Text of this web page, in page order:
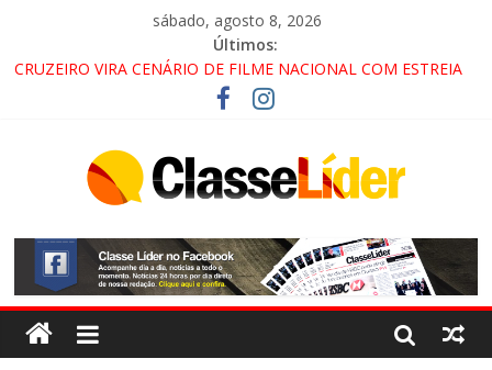
sábado, agosto 8, 2026
Últimos:
CRUZEIRO VIRA CENÁRIO DE FILME NACIONAL COM ESTREIA
PROMOTOR DO GAECO
ACESSO À APARECIDA NA DUTRA SERÁ BLOQUEADO NO FIM
ALTERNATIVAS
LORENA, PINDAMONHANGABA E QUELUZ NA RETA FINAL
PELA FÁBRICA DA COCA-COLA!